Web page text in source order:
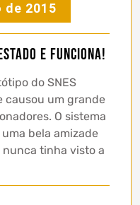
de 2015
e funciona!
do SNES
causou um grande
O sistema
bela amizade
nunca tinha visto a